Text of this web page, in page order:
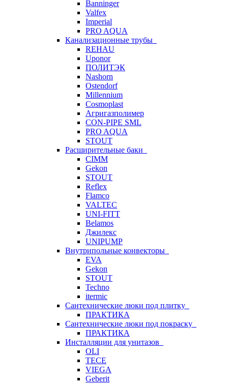
Banninger
Valfex
Imperial
PRO AQUA
Канализационные трубы
REHAU
Uponor
ПОЛИТЭК
Nashorn
Ostendorf
Millennium
Cosmoplast
Агригазполимер
CON-PIPE SML
PRO AQUA
STOUT
Расширительные баки
CIMM
Gekon
STOUT
Reflex
Flamco
VALTEC
UNI-FITT
Belamos
Джилекс
UNIPUMP
Внутрипольные конвекторы
EVA
Gekon
STOUT
Techno
itermic
Сантехнические люки под плитку
ПРАКТИКА
Сантехнические люки под покраску
ПРАКТИКА
Инсталляции для унитазов
OLI
TECE
VIEGA
Geberit